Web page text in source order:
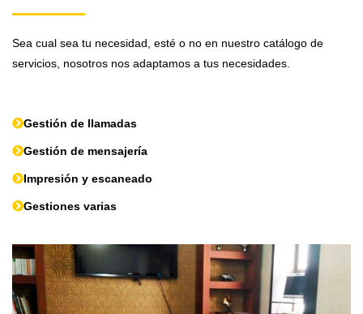
Sea cual sea tu necesidad, esté o no en nuestro catálogo de
servicios, nosotros nos adaptamos a tus necesidades.
Gestión de llamadas
Gestión de mensajería
Impresión y escaneado
Gestiones varias